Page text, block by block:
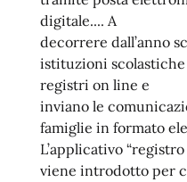
digitale.... A
decorrere dall’anno
istituzioni
registri on line e
inviano le
famiglie in formato
L’applicativo
viene introdotto per